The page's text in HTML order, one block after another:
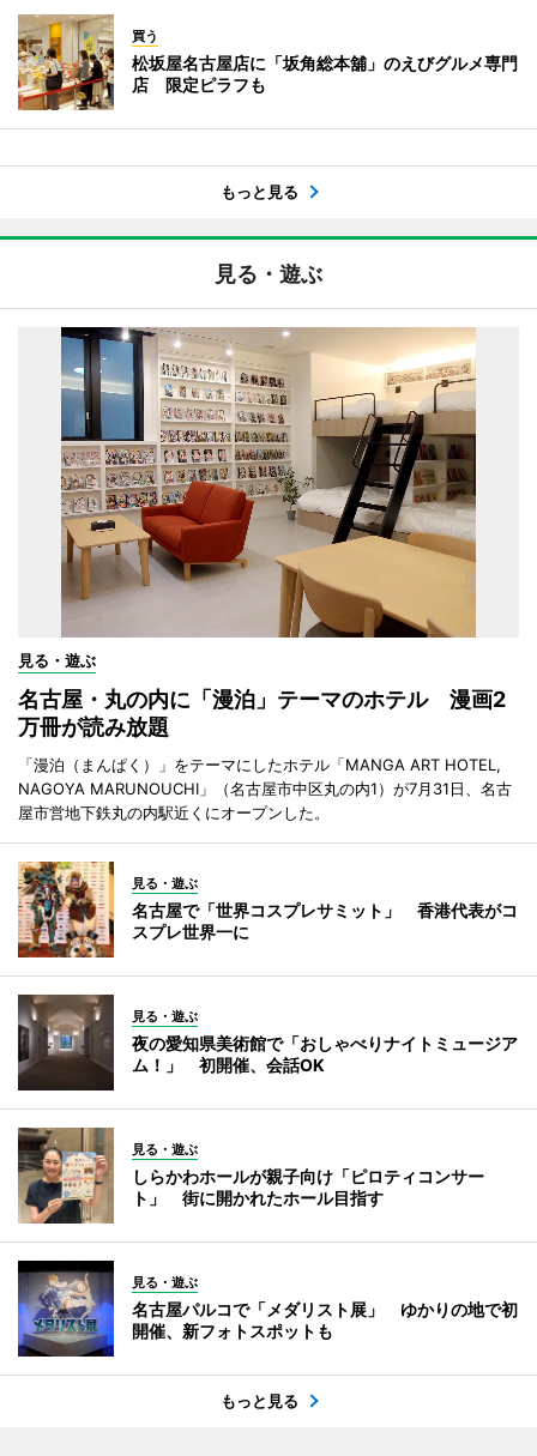
買う
松坂屋名古屋店に「坂角総本舖」のえびグルメ専門
店 限定ピラフも
もっと見る
見る・遊ぶ
見る・遊ぶ
名古屋・丸の内に「漫泊」テーマのホテル 漫画2
万冊が読み放題
「漫泊（まんぱく）」をテーマにしたホテル「MANGA ART HOTEL,
NAGOYA MARUNOUCHI」（名古屋市中区丸の内1）が7月31日、名古
屋市営地下鉄丸の内駅近くにオープンした。
見る・遊ぶ
名古屋で「世界コスプレサミット」 香港代表がコ
スプレ世界一に
見る・遊ぶ
夜の愛知県美術館で「おしゃべりナイトミュージア
ム！」 初開催、会話OK
見る・遊ぶ
しらかわホールが親子向け「ピロティコンサー
ト」 街に開かれたホール目指す
見る・遊ぶ
名古屋パルコで「メダリスト展」 ゆかりの地で初
開催、新フォトスポットも
もっと見る